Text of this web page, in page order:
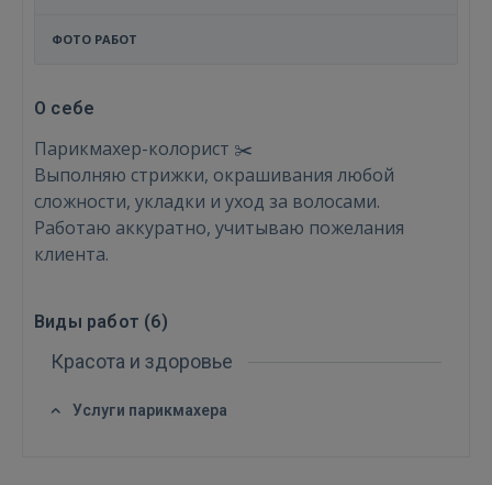
Войти
ФОТО РАБОТ
О себе
Парикмахер-колорист ✂️
Выполняю стрижки, окрашивания любой
сложности, укладки и уход за волосами.
Работаю аккуратно, учитываю пожелания
клиента.
Виды работ (6)
Красота и здоровье
Услуги парикмахера